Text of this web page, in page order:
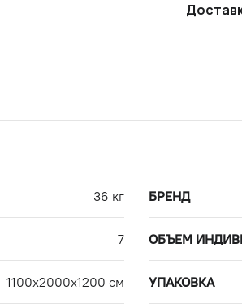
36 кг БРЕНД
7 ОБЪЕМ
1100х2000х1200 см УПАКОВКА